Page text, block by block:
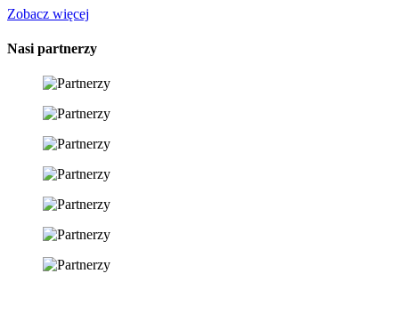
Zobacz więcej
Nasi partnerzy